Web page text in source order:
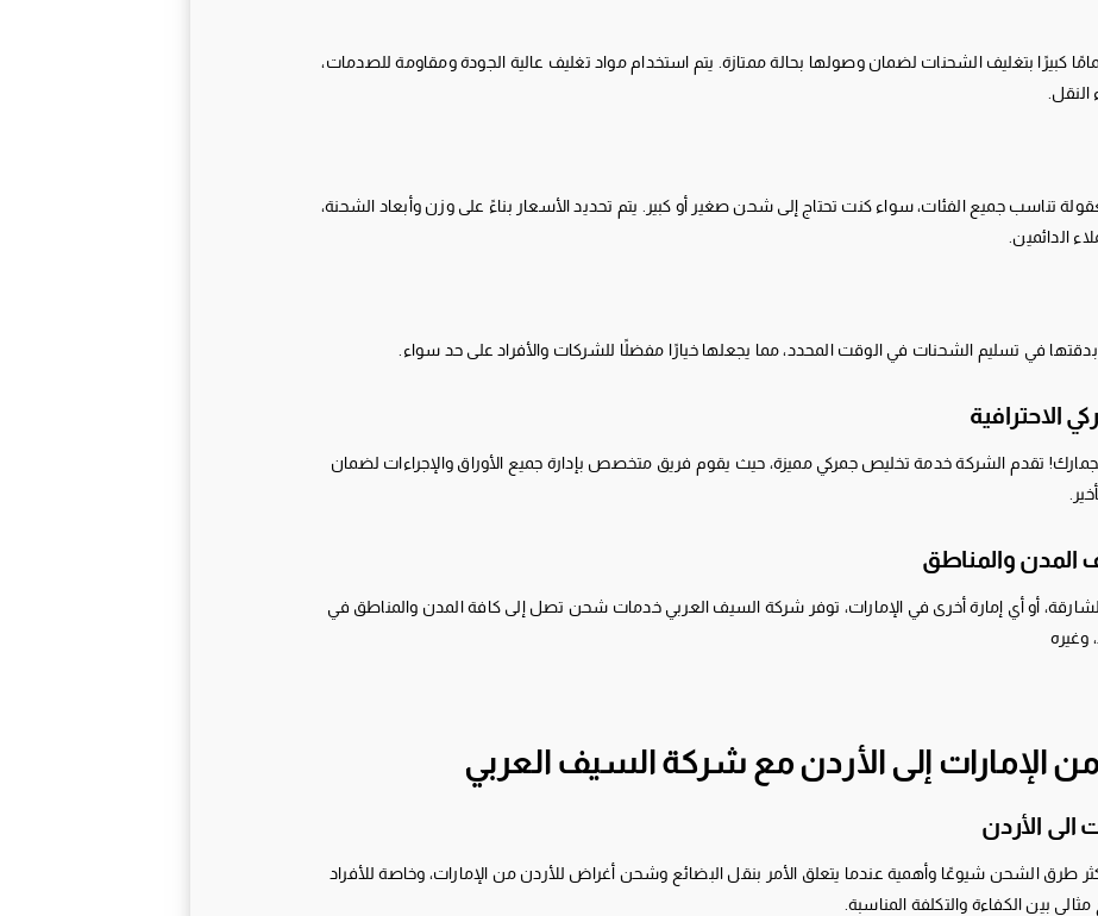
كبيرًا بتغليف الشحنات لضمان وصولها بحالة ممتازة. يتم استخدام مواد تغليف عالية الجودة ومقاومة للصدمات،
النقل.
تناسب جميع الفئات، سواء كنت تحتاج إلى شحن صغير أو كبير. يتم تحديد الأسعار بناءً على وزن وأبعاد الشحنة،
الدائمين.
في تسليم الشحنات في الوقت المحدد، مما يجعلها خيارًا مفضلًا للشركات والأفراد على حد سواء.
الاحترافية
تقدم الشركة خدمة تخليص جمركي مميزة، حيث يقوم فريق متخصص بإدارة جميع الأوراق والإجراءات لضمان
المدن والمناطق
أو أي إمارة أخرى في الإمارات، توفر شركة السيف العربي خدمات شحن تصل إلى كافة المدن والمناطق في
وغيره
الإمارات إلى الأردن مع شركة السيف العربي
الأردن
طرق الشحن شيوعًا وأهمية عندما يتعلق الأمر بنقل البضائع وشحن أغراض للأردن من الإمارات، وخاصة للأفراد
بين الكفاءة والتكلفة المناسبة.